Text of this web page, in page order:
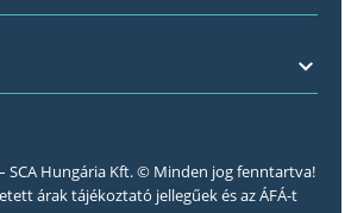
SCA Hungária Kft. © Minden jog fenntartva!
árak tájékoztató jellegűek és az ÁFÁ-t